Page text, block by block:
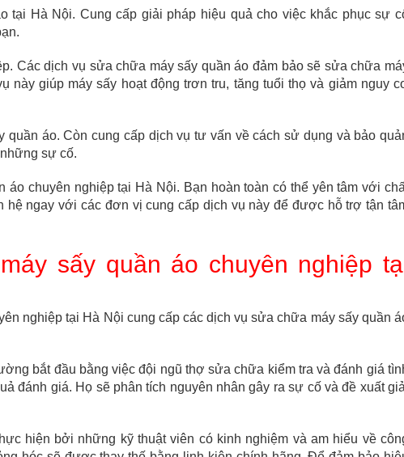
tại Hà Nội. Cung cấp giải pháp hiệu quả cho việc khắc phục sự
Các dịch vụ sửa chữa máy sấy quần áo đảm bảo sẽ sửa chữa
này giúp máy sấy hoạt động trơn tru, tăng tuổi thọ và giảm nguy
quần áo. Còn cung cấp dịch vụ tư vấn về cách sử dụng và bảo
sự cố.
chuyên nghiệp tại Hà Nội. Bạn hoàn toàn có thể yên tâm với
hệ ngay với các đơn vị cung cấp dịch vụ này để được hỗ trợ tận
sấy quần áo chuyên nghiệp
nghiệp tại Hà Nội cung cấp các dịch vụ sửa chữa máy sấy quần
bắt đầu bằng việc đội ngũ thợ sửa chữa kiểm tra và đánh giá
đánh giá. Họ sẽ phân tích nguyên nhân gây ra sự cố và đề xuất
hiện bởi những kỹ thuật viên có kinh nghiệm và am hiểu về